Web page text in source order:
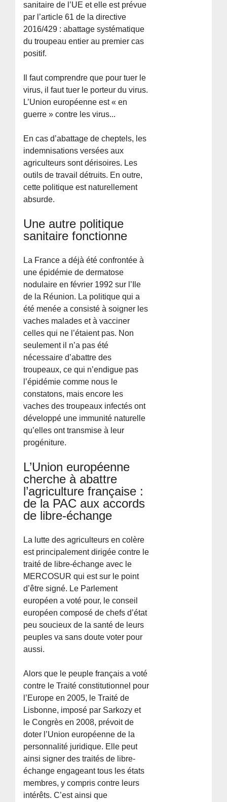
sanitaire de l’UE et elle est prévue
par l’article 61 de la directive
2016/429 : abattage systématique
du troupeau entier au premier cas
positif.
Il faut comprendre que pour tuer le
virus, il faut tuer le porteur du virus.
L’Union européenne est « en
guerre » contre les virus...
En cas d’abattage de cheptels, les
indemnisations versées aux
agriculteurs sont dérisoires. Les
outils de travail détruits. En outre,
cette politique est naturellement
absurde.
Une autre politique
sanitaire fonctionne
La France a déjà été confrontée à
une épidémie de dermatose
nodulaire en février 1992 sur l’Ile
de la Réunion. La politique qui a
été menée a consisté à soigner les
vaches malades et à vacciner
celles qui ne l’étaient pas. Non
seulement il n’a pas été
nécessaire d’abattre des
troupeaux, ce qui n’endigue pas
l’épidémie comme nous le
constatons, mais encore les
vaches des troupeaux infectés ont
développé une immunité naturelle
qu’elles ont transmise à leur
progéniture.
L’Union européenne
cherche à abattre
l’agriculture française :
de la PAC aux accords
de libre-échange
La lutte des agriculteurs en colère
est principalement dirigée contre le
traité de libre-échange avec le
MERCOSUR qui est sur le point
d’être signé. Le Parlement
européen a voté pour, le conseil
européen composé de chefs d’état
peu soucieux de la santé de leurs
peuples va sans doute voter pour
aussi.
Alors que le peuple français a voté
contre le Traité constitutionnel pour
l’Europe en 2005, le Traité de
Lisbonne, imposé par Sarkozy et
le Congrès en 2008, prévoit de
doter l’Union européenne de la
personnalité juridique. Elle peut
ainsi signer des traités de libre-
échange engageant tous les états
membres, y compris contre leurs
intérêts. C’est ainsi que